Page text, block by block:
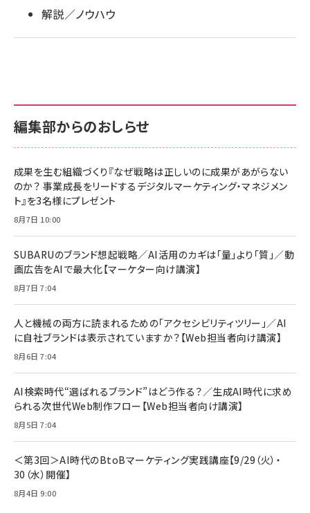
解説／ノウハウ
編集部からのおしらせ
成果を生む組織づくり『なぜ戦略は正しいのに成果があがらない
のか？ 事業成長をリードするデジタルマーケティング・マネジメン
ト』を3名様にプレゼント
8月7日 10:00
SUBARUのブランド想起戦略／AI活用のカギは「量」より「質」／動
画広告をAIで最大化【マーケター向け講演】
8月7日 7:04
人と機械の両方に読まれるための「アクセシビリティツリー」／AI
に自社ブランドは表示されていますか？【Web担当者向け講演】
8月6日 7:04
AI検索時代“選ばれるブランド”はどう作る？／生成AI時代に求め
られる次世代Web制作フロー【Web担当者向け講演】
8月5日 7:04
＜第3回＞AI時代のBtoBマーケティング実践講座【9/29（火）・
30（水）開催】
8月4日 9:00